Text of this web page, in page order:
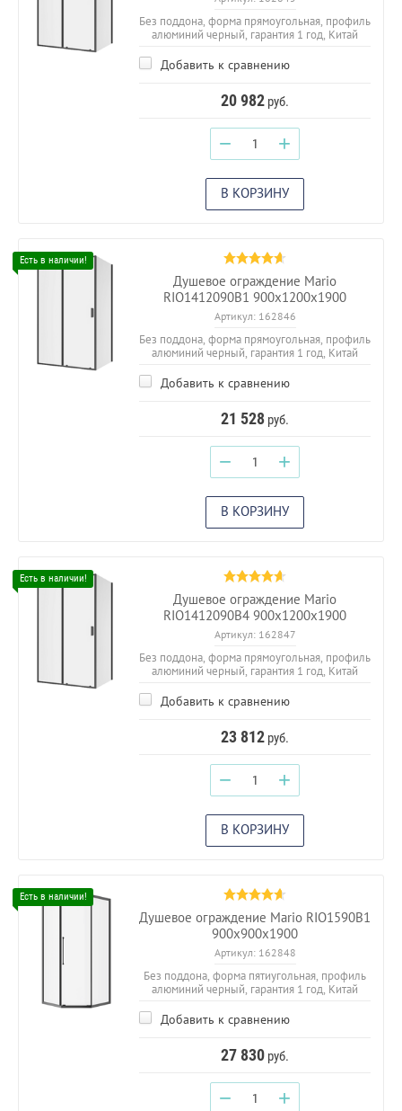
Без поддона, форма прямоугольная, профиль
алюминий черный, гарантия 1 год, Китай
Добавить к сравнению
20 982 руб.
− +
В КОРЗИНУ
Душевое ограждение Mario
RIO1412090B1 900х1200х1900
Артикул:162846
Без поддона, форма прямоугольная, профиль
алюминий черный, гарантия 1 год, Китай
Добавить к сравнению
21 528 руб.
− +
В КОРЗИНУ
Душевое ограждение Mario
RIO1412090B4 900х1200х1900
Артикул:162847
Без поддона, форма прямоугольная, профиль
алюминий черный, гарантия 1 год, Китай
Добавить к сравнению
23 812 руб.
− +
В КОРЗИНУ
Душевое ограждение Mario RIO1590B1
900х900х1900
Артикул:162848
Без поддона, форма пятиугольная, профиль
алюминий черный, гарантия 1 год, Китай
Добавить к сравнению
27 830 руб.
− +